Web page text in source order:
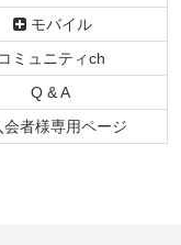
モバイル
コミュニティch
Q & A
会者様専用ページ